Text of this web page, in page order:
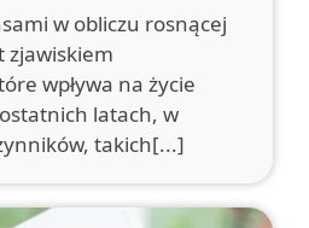
w obliczu rosnącej
zjawiskiem
wpływa na życie
latach, w
takich[...]